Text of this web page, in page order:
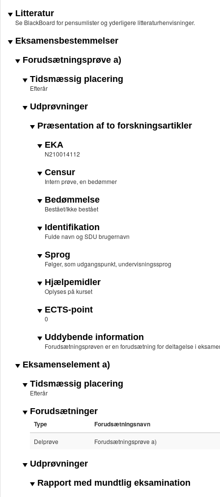
Litteratur
Se BlackBoard for pensumlister og yderligere litteraturhenvisninger.
Eksamensbestemmelser
Forudsætningsprøve a)
Tidsmæssig placering
Efterår
Udprøvninger
Præsentation af to forskningsartikler
EKA
N210014112
Censur
Intern prøve, en bedømmer
Bedømmelse
Bestået/Ikke bestået
Identifikation
Fulde navn og SDU brugernavn
Sprog
Følger, som udgangspunkt, undervisningssprog
Hjælpemidler
Oplyses på kurset
ECTS-point
0
Uddybende information
Forudsætningsprøven er en forudsætning for deltagelse i
Eksamenselement a)
Tidsmæssig placering
Efterår
Forudsætninger
Type Forudsætningsnavn
Delprøve Forudsætningsprøve a)
Udprøvninger
Rapport med mundtlig eksamination